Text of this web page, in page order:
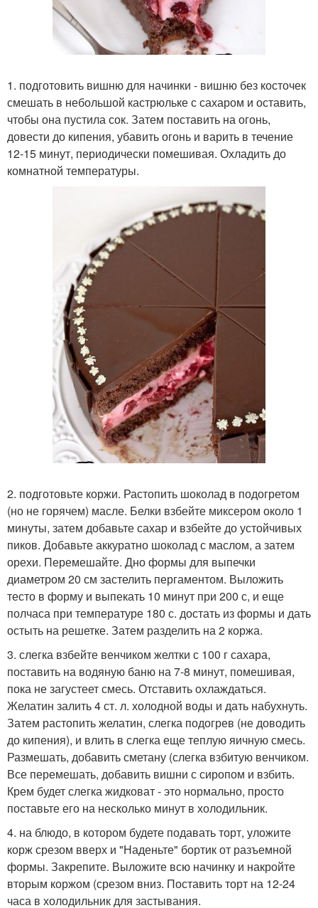
1. подготовить вишню для начинки - вишню без косточек
смешать в небольшой кастрюльке с сахаром и оставить,
чтобы она пустила сок. Затем поставить на огонь,
довести до кипения, убавить огонь и варить в течение
12-15 минут, периодически помешивая. Охладить до
комнатной температуры.
2. подготовьте коржи. Растопить шоколад в подогретом
(но не горячем) масле. Белки взбейте миксером около 1
минуты, затем добавьте сахар и взбейте до устойчивых
пиков. Добавьте аккуратно шоколад с маслом, а затем
орехи. Перемешайте. Дно формы для выпечки
диаметром 20 см застелить пергаментом. Выложить
тесто в форму и выпекать 10 минут при 200 с, и еще
полчаса при температуре 180 с. достать из формы и дать
остыть на решетке. Затем разделить на 2 коржа.
3. слегка взбейте венчиком желтки с 100 г сахара,
поставить на водяную баню на 7-8 минут, помешивая,
пока не загустеет смесь. Отставить охлаждаться.
Желатин залить 4 ст. л. холодной воды и дать набухнуть.
Затем растопить желатин, слегка подогрев (не доводить
до кипения), и влить в слегка еще теплую яичную смесь.
Размешать, добавить сметану (слегка взбитую венчиком.
Все перемешать, добавить вишни с сиропом и взбить.
Крем будет слегка жидковат - это нормально, просто
поставьте его на несколько минут в холодильник.
4. на блюдо, в котором будете подавать торт, уложите
корж срезом вверх и "Наденьте" бортик от разъемной
формы. Закрепите. Выложите всю начинку и накройте
вторым коржом (срезом вниз. Поставить торт на 12-24
часа в холодильник для застывания.